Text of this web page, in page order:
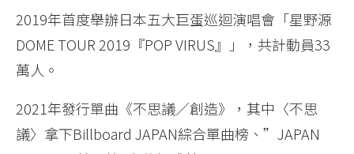
2019年首度舉辦日本五大巨蛋巡迴演唱會「星野源
DOME TOUR 2019『POP VIRUS』」，共計動員33
萬人。
2021年發行單曲《不思議／創造》，其中〈不思
議〉拿下Billboard JAPAN綜合單曲榜、”JAPAN